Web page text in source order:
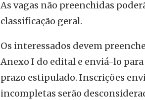
As vagas não preenchidas
classificação geral.
Os interessados devem
Anexo I do edital e enviá-lo
prazo estipulado. Inscrições
incompletas serão